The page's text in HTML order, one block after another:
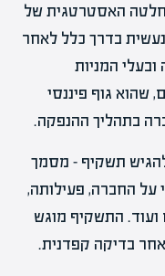
האסטרטגית של
בדרך כלל לאחר
המניות
שהוא גוף פיננסי
בתהליך ההנפקה.
תשקיף – מסמך
על החברה, פעילותה,
ועוד. התשקיף מוגש
בדיקה קפדנית.